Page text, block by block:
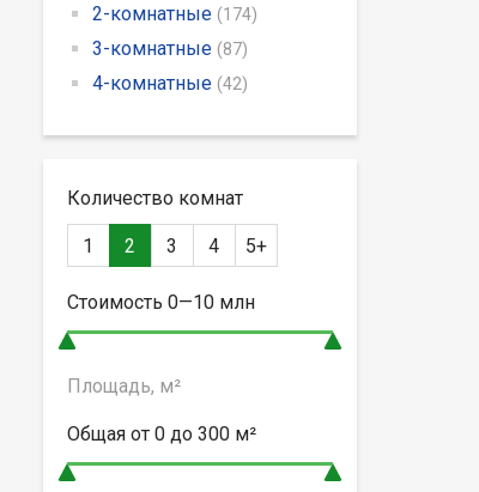
2-комнатные (174)
3-комнатные (87)
4-комнатные (42)
Количество комнат
1 2 3 4 5+
Стоимость 0—10млн
Площадь, м²
Общая от 0 до 300м²